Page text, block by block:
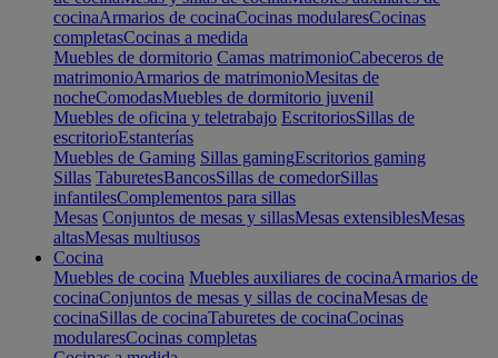
cocinaArmarios de cocinaCocinas modularesCocinas
completasCocinas a medida
Muebles de dormitorio Camas matrimonioCabeceros de
matrimonioArmarios de matrimonioMesitas de
nocheComodasMuebles de dormitorio juvenil
Muebles de oficina y teletrabajo EscritoriosSillas de
escritorioEstanterías
Muebles de Gaming Sillas gamingEscritorios gaming
Sillas TaburetesBancosSillas de comedorSillas
infantilesComplementos para sillas
Mesas Conjuntos de mesas y sillasMesas extensiblesMesas
altasMesas multiusos
Cocina
Muebles de cocina Muebles auxiliares de cocinaArmarios de
cocinaConjuntos de mesas y sillas de cocinaMesas de
cocinaSillas de cocinaTaburetes de cocinaCocinas
modularesCocinas completas